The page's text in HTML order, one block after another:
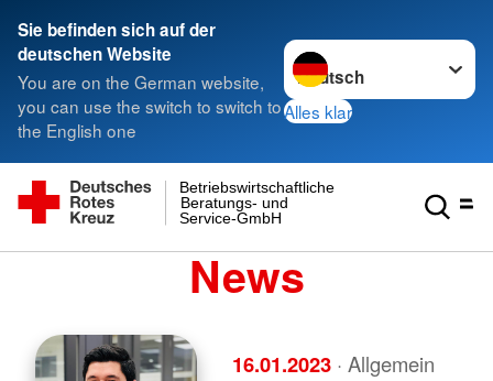
Sie befinden sich auf der
deutschen Website
You are on the German website,
you can use the switch to switch to
the English one
Sprache wechseln zu
Alles klar
Service-GmbH
Beratungs- und
Betriebswirtschaftliche
News
16.01.2023 · Allgemein